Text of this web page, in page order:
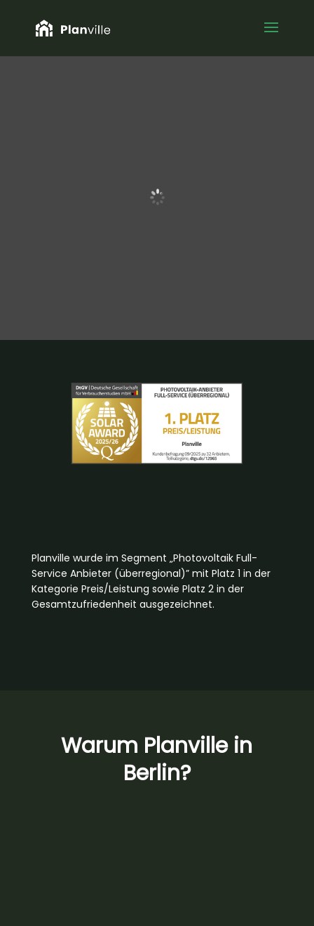
Planville wurde im Segment „Photovoltaik Full-
Service Anbieter (überregional)” mit Platz 1 in der
Kategorie Preis/Leistung sowie Platz 2 in der
Gesamtzufriedenheit ausgezeichnet.
Warum Planville in
Berlin?